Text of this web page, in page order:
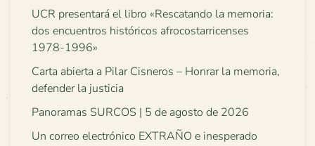
UCR presentará el libro «Rescatando la memoria:
dos encuentros históricos afrocostarricenses
1978-1996»
Carta abierta a Pilar Cisneros – Honrar la memoria,
defender la justicia
Panoramas SURCOS | 5 de agosto de 2026
Un correo electrónico EXTRAÑO e inesperado